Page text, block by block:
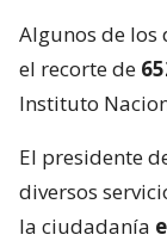
Algunos de los
el recorte de
Instituto
El presidente
diversos
la ciudadanía